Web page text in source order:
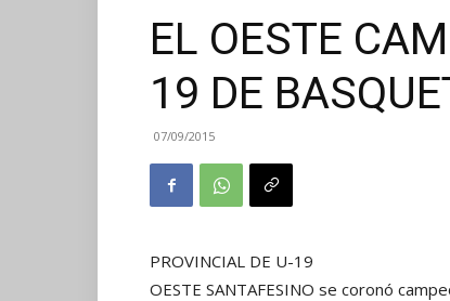
EL OESTE
19 DE
07/09/2015
PROVINCIAL DE U-19
OESTE SANTAFESINO se coronó